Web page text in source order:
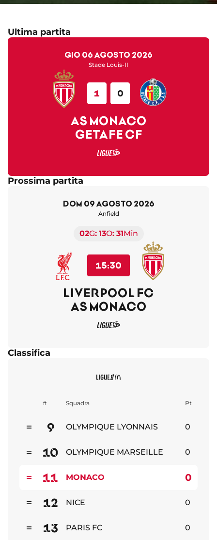
Ultima partita
gio 06 agosto 2026
Stade Louis-II
AS MONACO
1
GETAFE CF
0
Prossima partita
dom 09 agosto 2026
Anfield
02G 13O 31Min
15:30
LIVERPOOL FC
AS MONACO
Classifica
# Squadra Pt
9 OLYMPIQUE LYONNAIS 0
10 OLYMPIQUE MARSEILLE 0
11 MONACO 0
12 NICE 0
13 PARIS FC 0